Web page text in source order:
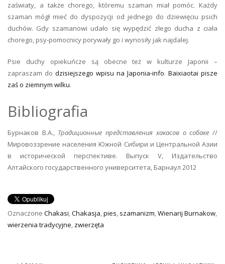
zaświaty, a także chorego, któremu szaman miał pomóc. Każdy
szaman mógł mieć do dyspozycji od jednego do dziewięciu psich
duchów. Gdy szamanowi udało się wypędzić złego ducha z ciała
chorego, psy-pomocnicy porywały go i wynosiły jak najdalej.
Psie duchy opiekuńcze są obecne też w kulturze Japonii –
zapraszam do dzisiejszego wpisu na Japonia-info. Baixiaotai pisze
zaś o ziemnym wilku.
Bibliografia
Бурнаков В.А., Традиционные представления хакасов о собаке //
Мировоззрение населения Южной Сибири и Центральной Азии
в исторической перспективе. Выпуск V, Издательство
Алтайского государственного университета, Барнаул 2012
Oznaczone Chakasi Chakasja pies szamanizm Wienarij Burnakow
wierzenia tradycyjne zwierzęta